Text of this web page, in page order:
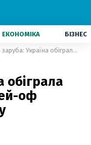
ЕКОНОМІКА БІЗНЕС
Оце заруба: Україна обіграла чехів і вийшла в плей-оф Євро-2026 з футзалу
обіграла
оф